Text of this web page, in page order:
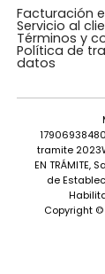
Facturación
Servicio al
Términos y
Política de
datos
tramite
EN
de
Copyright